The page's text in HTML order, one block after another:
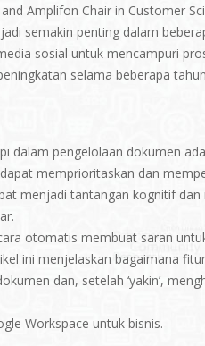
Amplifon Chair in Customer
semakin penting dalam
sosial untuk mencampuri
selama beberapa
dalam pengelolaan dokumen
memprioritaskan dan
menjadi tantangan kognitif
otomatis membuat saran
ini menjelaskan bagaimana
dan, setelah ‘yakin’,
Workspace untuk bisnis.